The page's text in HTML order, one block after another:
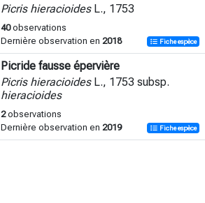
Picris hieracioidesL., 1753
40observations
Dernière observation en 2018 Fiche espèce
Picride fausse épervière
Picris hieracioides L., 1753 subsp.
hieracioides
2observations
Dernière observation en 2019 Fiche espèce